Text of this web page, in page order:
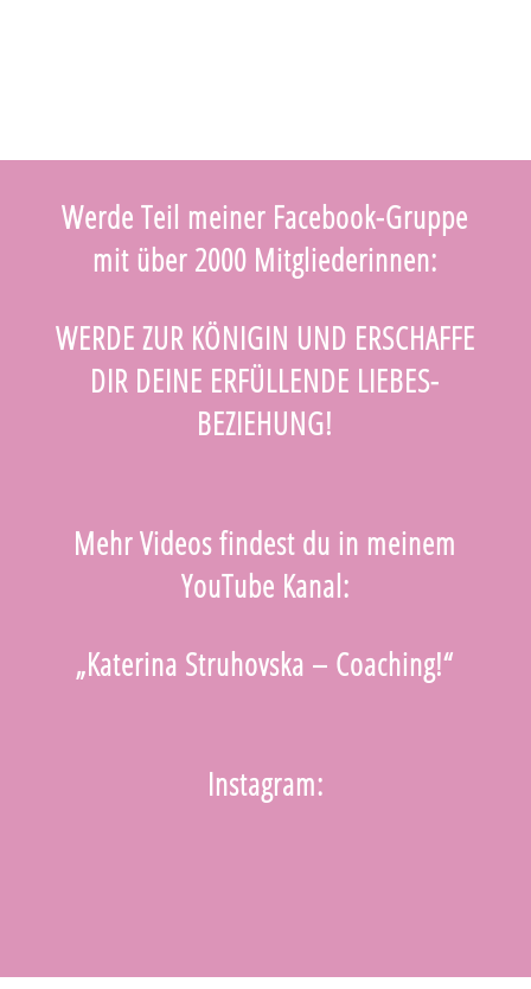
Werde Teil meiner Facebook-Gruppe
mit über 2000 Mitgliederinnen:
WERDE ZUR KÖNIGIN UND ERSCHAFFE
DIR DEINE ERFÜLLENDE LIEBES-
BEZIEHUNG!
Mehr Videos findest du in meinem
YouTube Kanal:
„Katerina Struhovska – Coaching!“
Instagram: